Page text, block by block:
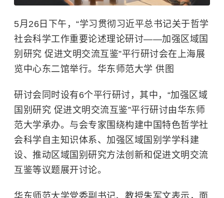
5月26日下午，“学习贯彻习近平总书记关于哲学
社会科学工作重要论述理论研讨——加强区域国
别研究 促进文明交流互鉴”平行研讨会在上海展
览中心东二馆举行。 华东师范大学 供图
研讨会同时设有6个平行研讨，其中，“加强区域
国别研究 促进文明交流互鉴”平行研讨由华东师
范大学承办。与会专家围绕构建中国特色哲学社
会科学自主知识体系、加强区域国别学学科建
设、推动区域国别研究方法创新和促进文明交流
互鉴等议题展开讨论。
华东师范大学党委副书记、教授朱军文表示，面